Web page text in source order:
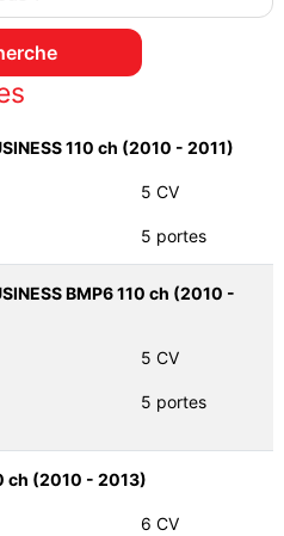
110 ch (2010 - 2011)
5 CV
5 portes
BMP6 110 ch (2010 -
5 CV
5 portes
ch (2010 - 2013)
6 CV